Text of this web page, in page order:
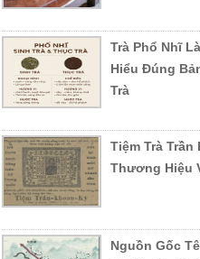
Trà Phổ Nhĩ
Hiểu Đúng
Trà
Tiệm Trà Trần
Thương Hiệu
Nguồn Gốc